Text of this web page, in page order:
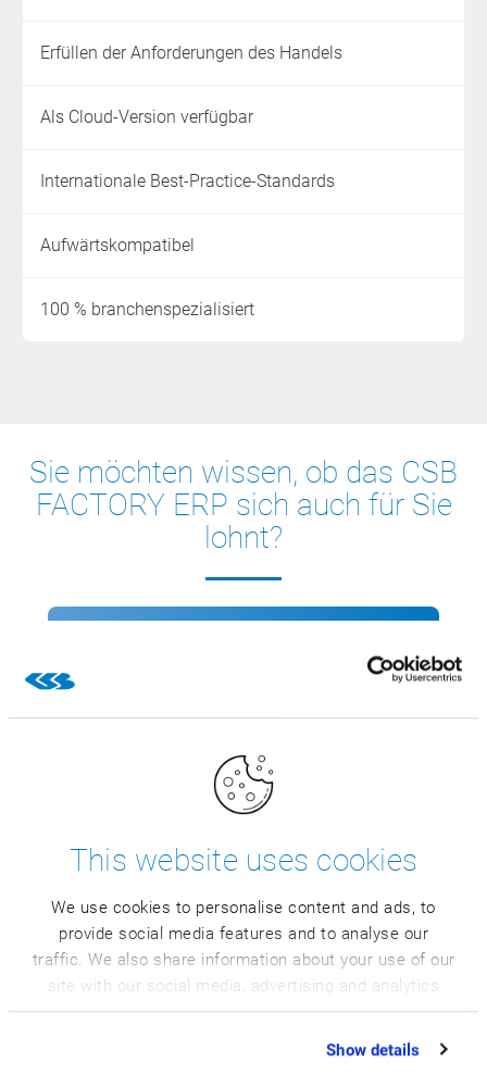
This website uses cookies
We use cookies to personalise content and ads, to
provide social media features and to analyse our
traffic. We also share information about your use of our
site with our social media, advertising and analytics
partners who may combine it with other information
that you’ve provided to them or that they’ve collected
Show details
Erfüllen der Anforderungen des Handels
Als Cloud-Version verfügbar
Internationale Best-Practice-Standards
Aufwärtskompatibel
100 % branchenspezialisiert
Sie möchten wissen, ob das CSB
FACTORY ERP sich auch für Sie
lohnt?
CSB-Systems in einem Software-Demo-
Video.
Sehen Sie sich unser Demo-Video an